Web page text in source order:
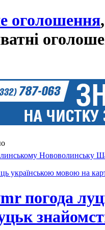
оголошення
Нововолинську
українською мовою на
погода